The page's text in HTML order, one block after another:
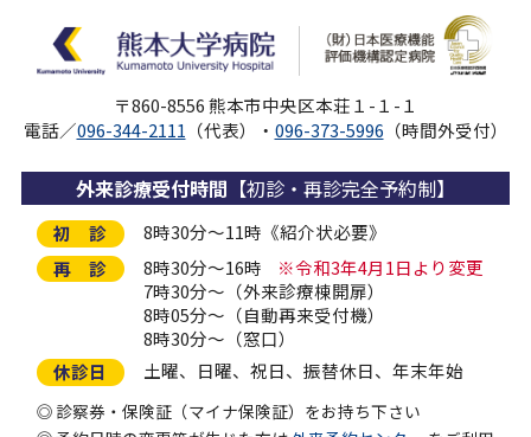
〒860-8556 熊本市中央区本荘１-１-１
電話／096-344-2111 （代表）・ 096-373-5996 （時間外受付）
外来診療受付時間 【初診・再診完全予約制】
初 診
8時30分～11時《紹介状必要》
再 診
8時30分～16時
※令和3年4月1日より変更
7時30分～（外来診療棟開扉）
8時05分～（自動再来受付機）
8時30分～（窓口）
休診日
土曜、日曜、祝日、振替休日、年末年始
診察券・保険証（マイナ保険証）をお持ち下さい